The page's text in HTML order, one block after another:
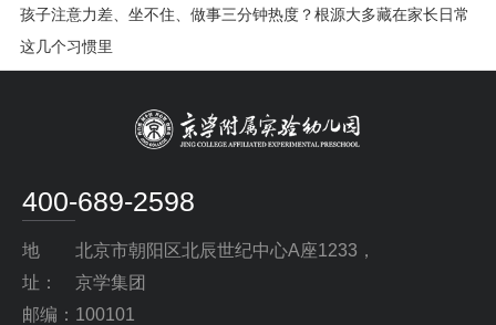
孩子注意力差、坐不住、做事三分钟热度？根源大多藏在家长日常
这几个习惯里
400-689-2598
地
址：
北京市朝阳区北辰世纪中心A座1233，
京学集团
邮编：100101